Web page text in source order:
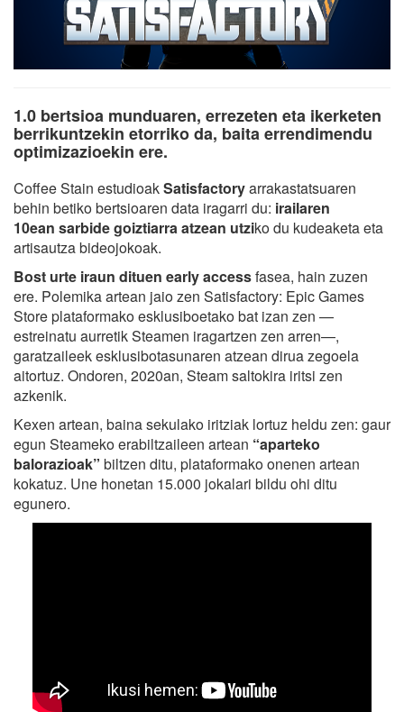
1.0 bertsioa munduaren, errezeten eta ikerketen
berrikuntzekin etorriko da, baita errendimendu
optimizazioekin ere.
Coffee Stain estudioakSatisfactoryarrakastatsuaren
behin betiko bertsioaren data iragarri du: irailaren
10ean sarbide goiztiarra atzean utziko du kudeaketa eta
artisautza bideojokoak.
Bost urte iraun dituen early accessfasea, hain zuzen
ere. Polemika artean jaio zen Satisfactory: Epic Games
Store plataformako esklusiboetako bat izan zen —
estreinatu aurretik Steamen iragartzen zen arren—,
garatzaileek esklusibotasunaren atzean dirua zegoela
aitortuz. Ondoren, 2020an, Steam saltokira iritsi zen
azkenik.
Kexen artean, baina sekulako iritziak lortuz heldu zen: gaur
egun Steameko erabiltzaileen artean “aparteko
balorazioak” biltzen ditu, plataformako onenen artean
kokatuz. Une honetan 15.000 jokalari bildu ohi ditu
egunero.